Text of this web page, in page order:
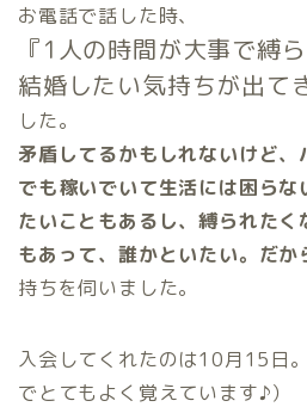
お電話で話した時、
『1人の時間が大事で縛
結婚したい気持ちが出て
した。
矛盾してるかもしれないけど、
でも稼いでいて生活には困らな
たいこともあるし、縛られたく
もあって、誰かといたい。だか
持ちを伺いました。
入会してくれたのは10月15日
でとてもよく覚えています♪）